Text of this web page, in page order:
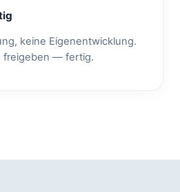
keine Eigenentwicklung.
freigeben — fertig.